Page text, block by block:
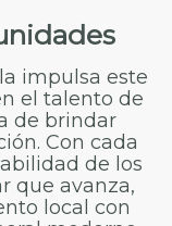
impulsa este
el talento de
de brindar
Con cada
de los
que avanza,
local con